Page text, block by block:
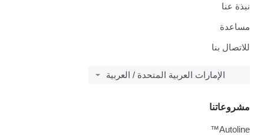
نبذة عنا
مساعدة
للاتصال بنا
الإمارات العربية المتحدة / العربية
مشروعاتنا
Autoline™